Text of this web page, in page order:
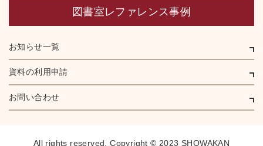
図書室レファレンス事例
お知らせ一覧
資料の利用申請
お問い合わせ
All rights reserved,Copyright © 2023 SHOWAKAN